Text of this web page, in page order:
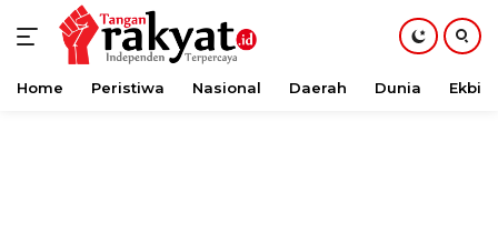
Langsung
Home Peristiwa Nasional Daerah Dunia Ekbis